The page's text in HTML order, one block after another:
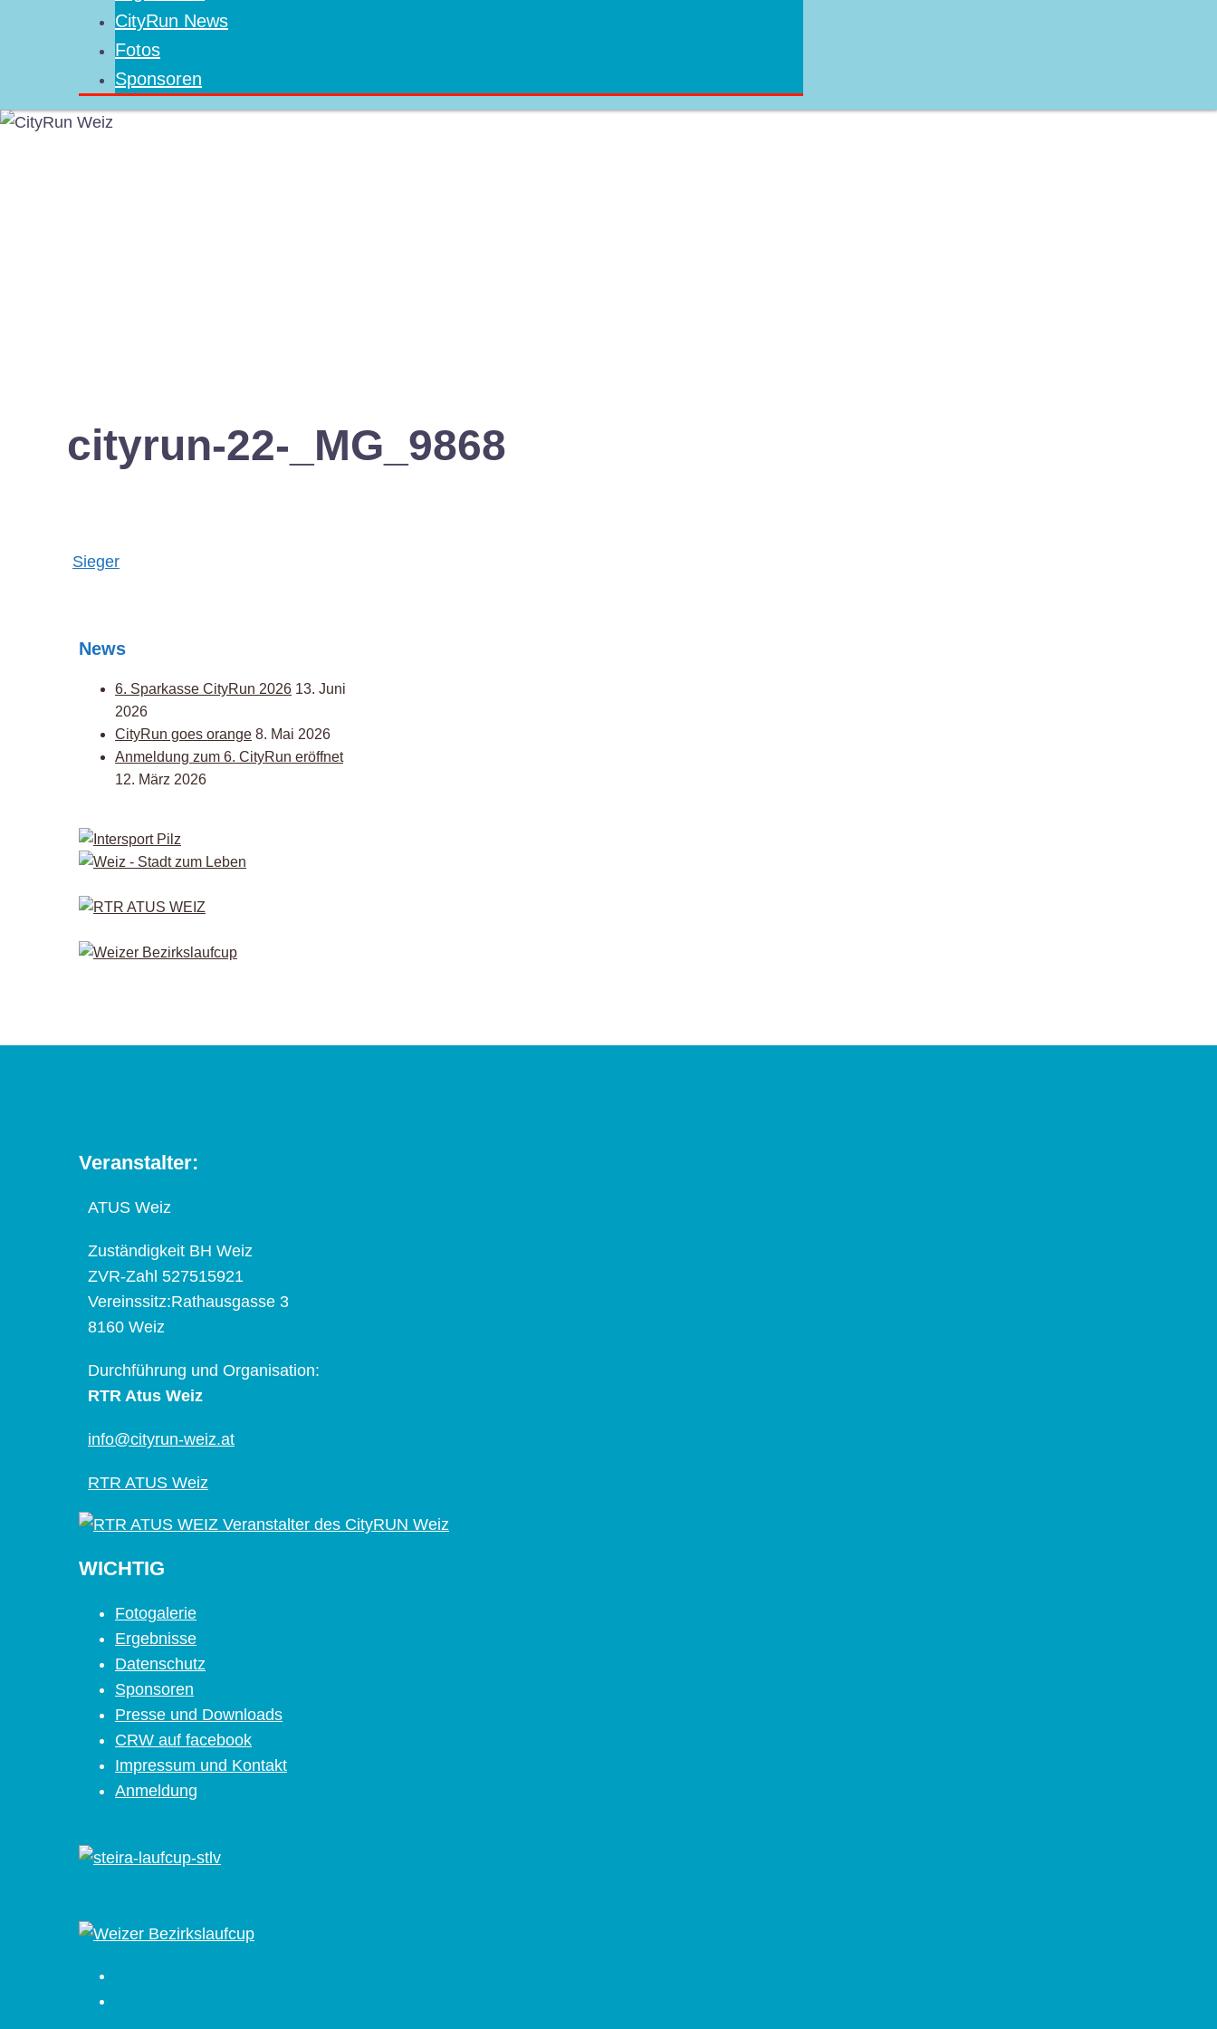
CityRun News
Fotos
Sponsoren
cityrun-22-_MG_9868
Post
Sieger
News
6. Sparkasse CityRun 2026 13. Juni
2026
CityRun goes orange 8. Mai 2026
Anmeldung zum 6. CityRun eröffnet
12. März 2026
Veranstalter:
ATUS Weiz
Zuständigkeit BH Weiz
ZVR-Zahl 527515921
Vereinssitz:Rathausgasse 3
8160 Weiz
Durchführung und Organisation:
RTR Atus Weiz
info@cityrun-weiz.at
RTR ATUS Weiz
WICHTIG
Fotogalerie
Ergebnisse
Datenschutz
Sponsoren
Presse und Downloads
CRW auf facebook
Impressum und Kontakt
Anmeldung